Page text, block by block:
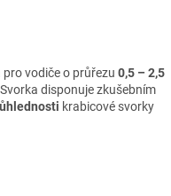
pro vodiče o průřezu 0,5 – 2,5
disponuje zkušebním
krabicové svorky